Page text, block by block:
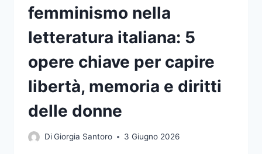
femminismo nella
letteratura italiana: 5
opere chiave per capire
libertà, memoria e diritti
delle donne
DiGiorgia Santoro 3 Giugno 2026